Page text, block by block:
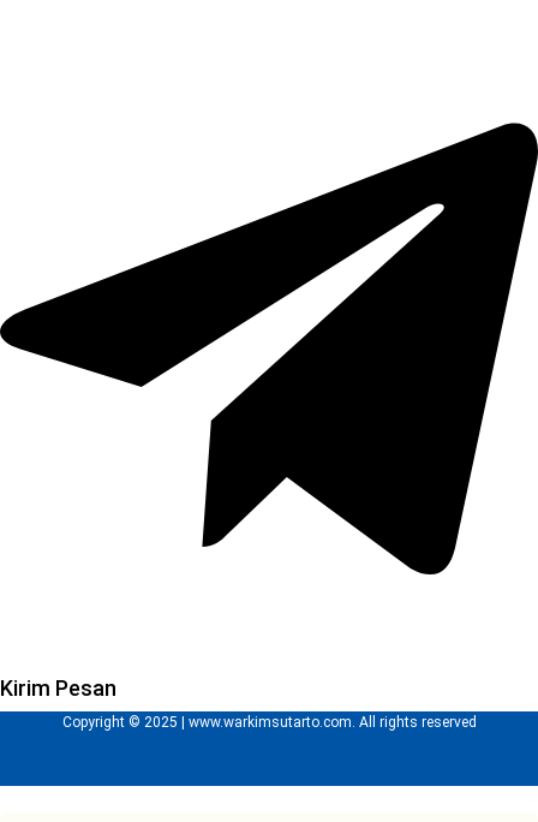
Kirim Pesan
Copyright © 2025 | www.warkimsutarto.com. All rights reserved